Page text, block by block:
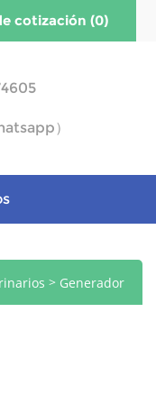
cotización (0)
）
> Generador